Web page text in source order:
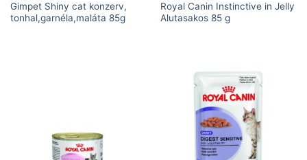
Gimpet Shiny cat konzerv,
tonhal,garnéla,maláta 85g
Royal Canin Instinctive in Jelly
Alutasakos 85 g